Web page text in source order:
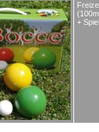
+